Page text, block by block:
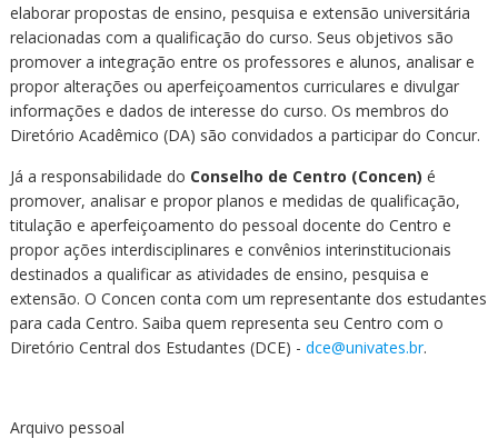
elaborar propostas de ensino, pesquisa e extensão universitária
relacionadas com a qualificação do curso. Seus objetivos são
promover a integração entre os professores e alunos, analisar e
propor alterações ou aperfeiçoamentos curriculares e divulgar
informações e dados de interesse do curso. Os membros do
Diretório Acadêmico (DA) são convidados a participar do Concur.
Já a responsabilidade do Conselho de Centro (Concen) é
promover, analisar e propor planos e medidas de qualificação,
titulação e aperfeiçoamento do pessoal docente do Centro e
propor ações interdisciplinares e convênios interinstitucionais
destinados a qualificar as atividades de ensino, pesquisa e
extensão. O Concen conta com um representante dos estudantes
para cada Centro. Saiba quem representa seu Centro com o
Diretório Central dos Estudantes (DCE) - dce@univates.br.
Arquivo pessoal